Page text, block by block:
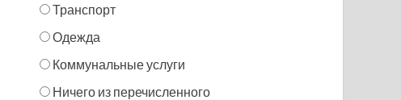
Транспорт
Одежда
Коммунальные услуги
Ничего из перечисленного